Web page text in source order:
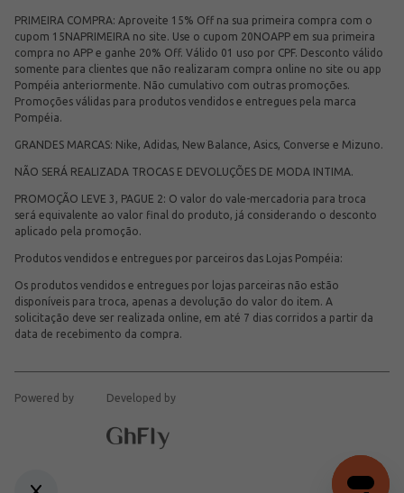
PRIMEIRA COMPRA: Aproveite 15% Off na sua primeira compra com o
cupom 15NAPRIMEIRA no site. Use o cupom 20NOAPP em sua primeira
compra no APP e ganhe 20% Off. Válido 01 uso por CPF. Desconto válido
somente para clientes que não realizaram compra online no site ou app
Pompéia anteriormente. Não cumulativo com outras promoções.
Promoções válidas para produtos vendidos e entregues pela marca
Pompéia.
GRANDES MARCAS: Nike, Adidas, New Balance, Asics, Converse e Mizuno.
NÃO SERÁ REALIZADA TROCAS E DEVOLUÇÕES DE MODA INTIMA.
PROMOÇÃO LEVE 3, PAGUE 2: O valor do vale-mercadoria para troca
será equivalente ao valor final do produto, já considerando o desconto
aplicado pela promoção.
Produtos vendidos e entregues por parceiros das Lojas Pompéia:
Os produtos vendidos e entregues por lojas parceiras não estão
disponíveis para troca, apenas a devolução do valor do item. A
solicitação deve ser realizada online, em até 7 dias corridos a partir da
data de recebimento da compra.
Powered by Developed by